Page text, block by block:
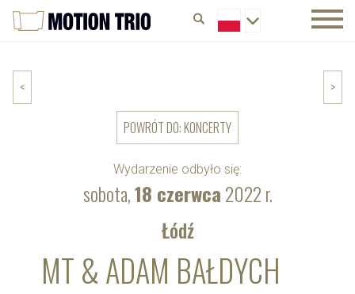
Wydarzenie odbyło się:
sobota,18 czerwca2022 r.
< >
POWRÓT DO: KONCERTY
Łódź
MT & ADAM BAŁDYCH